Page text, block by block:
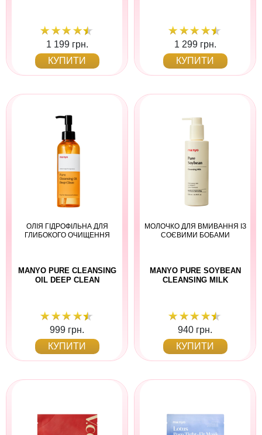
1 199 грн.
КУПИТИ
1 299 грн.
КУПИТИ
ОЛІЯ ГІДРОФІЛЬНА ДЛЯ
ГЛИБОКОГО ОЧИЩЕННЯ
MANYO PURE CLEANSING
OIL DEEP CLEAN
999 грн.
КУПИТИ
МОЛОЧКО ДЛЯ ВМИВАННЯ ІЗ
СОЄВИМИ БОБАМИ
MANYO PURE SOYBEAN
CLEANSING MILK
940 грн.
КУПИТИ